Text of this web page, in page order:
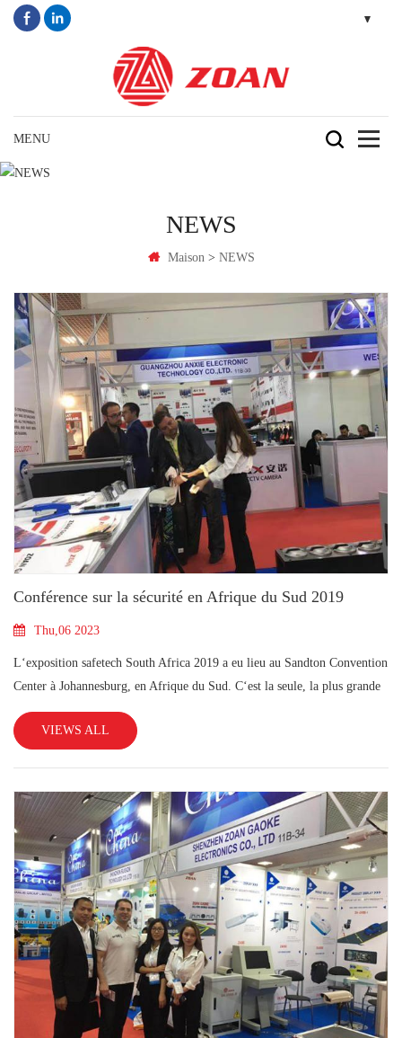
NEWS
Maison > NEWS
Conférence sur la sécurité en Afrique du Sud 2019
Thu,06 2023
L‘exposition safetech South Africa 2019 a eu lieu au Sandton Convention
Center à Johannesburg, en Afrique du Sud. C‘est la seule, la plus grande
et la plus complète exposition sur les technologies de
VIEWS ALL